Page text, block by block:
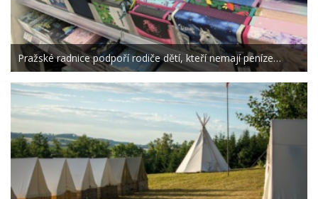
Pražské radnice podpoří rodiče dětí, kteří nemají peníze…